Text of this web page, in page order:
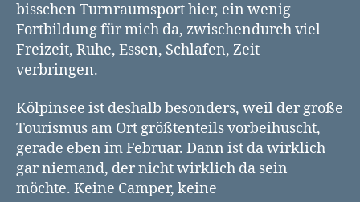
bisschen Turnraumsport hier, ein wenig
Fortbildung für mich da, zwischendurch viel
Freizeit, Ruhe, Essen, Schlafen, Zeit
verbringen.
Kölpinsee ist deshalb besonders, weil der große
Tourismus am Ort größtenteils vorbeihuscht,
gerade eben im Februar. Dann ist da wirklich
gar niemand, der nicht wirklich da sein
möchte. Keine Camper, keine